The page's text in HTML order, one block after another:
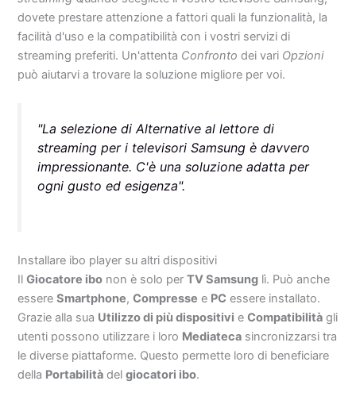
dovete prestare attenzione a fattori quali la funzionalità, la
facilità d'uso e la compatibilità con i vostri servizi di
streaming preferiti. Un'attenta Confronto dei vari Opzioni
può aiutarvi a trovare la soluzione migliore per voi.
"La selezione diAlternative al lettore di
streaming per i televisori Samsung è davvero
impressionante. C'è una soluzione adatta per
ogni gusto ed esigenza".
Installare ibo player su altri dispositivi
IlGiocatore ibo non è solo perTV Samsung lì. Può anche
essereSmartphone,Compresse e PC essere installato.
Grazie alla sua Utilizzo di più dispositivi eCompatibilità gli
utenti possono utilizzare i loro Mediateca sincronizzarsi tra
le diverse piattaforme. Questo permette loro di beneficiare
della Portabilità delgiocatori ibo.